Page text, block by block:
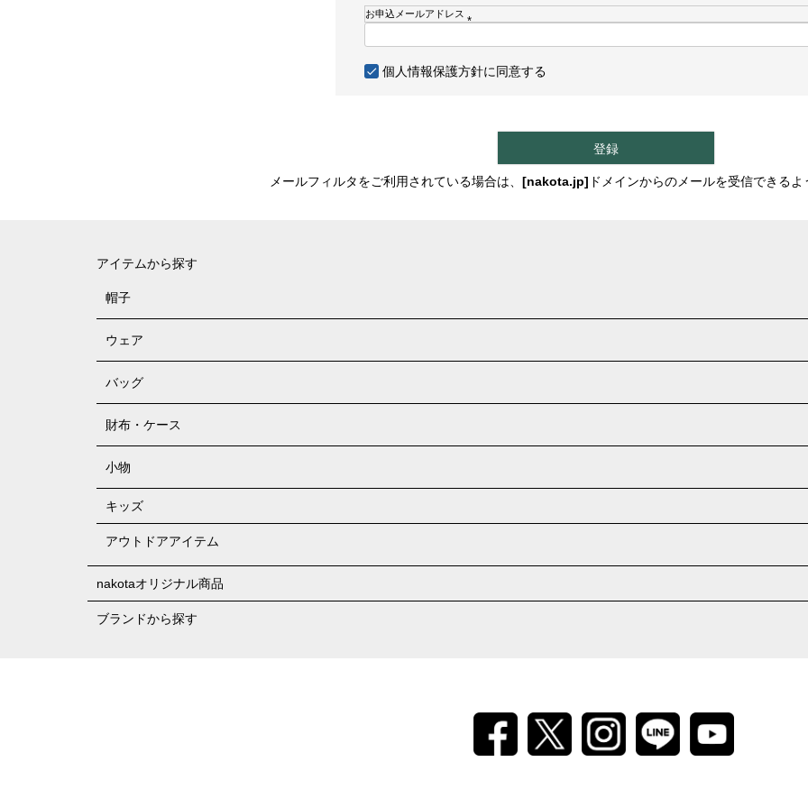
須
)
お申込メールアドレス
須
個人情報保護方針に同意する
登録
メールフィルタをご利用されている場合は、 [nakota.jp] ドメインからのメールを受信できる
アイテムから探す
帽子
ウェア
バッグ
財布・ケース
小物
キッズ
アウトドアアイテム
nakotaオリジナル商品
ブランドから探す